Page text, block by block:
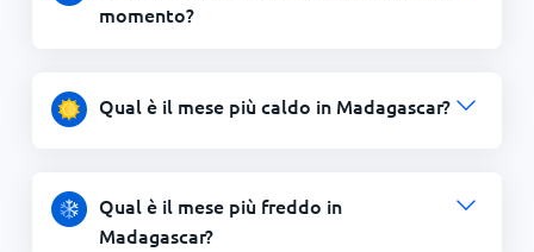
momento?
Qual è il mese più caldo in Madagascar?
Qual è il mese più freddo in
Madagascar?